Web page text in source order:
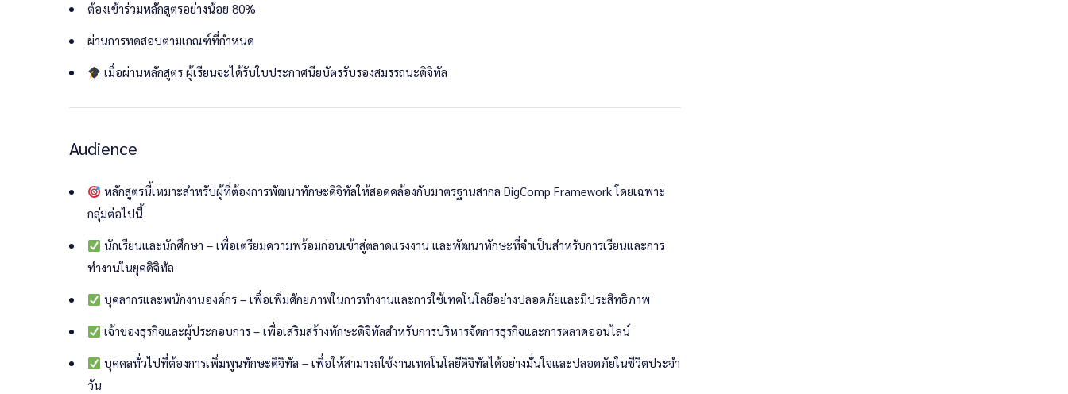
ดร.บุษบา สังข์วรรณะ
นางสาววิชชุดา เขม้นดี
การสอบสมรรถนะด้านดิจิทัล
ดำเนินการผ่านระบบ:skillup.kru.ac.th
ระยะเวลาการสอบ:
26 กุมภาพันธ์ – 2 มีนาคม 2568
นักศึกษาที่ผ่านการสอบสามารถนำผลสอบไปใช้
ต้องเข้าร่วมหลักสูตรอย่างน้อย 80%
ผ่านการทดสอบตามเกณฑ์ที่กำหนด
เมื่อผ่านหลักสูตร ผู้เรียนจะได้รับใบประกาศนียบัตรรับรองสมรรถนะดิจิทัล
Audience
หลักสูตรนี้เหมาะสำหรับผู้ที่ต้องการพัฒนาทักษะดิจิทัลให้สอดคล้องกับมาตรฐานสากล DigComp Framework โดยเฉพาะ
กลุ่มต่อไปนี้
นักเรียนและนักศึกษา – เพื่อเตรียมความพร้อมก่อนเข้าสู่ตลาดแรงงาน และพัฒนาทักษะที่จำเป็นสำหรับการเรียนและการ
ทำงานในยุคดิจิทัล
บุคลากรและพนักงานองค์กร – เพื่อเพิ่มศักยภาพในการทำงานและการใช้เทคโนโลยีอย่างปลอดภัยและมีประสิทธิภาพ
เจ้าของธุรกิจและผู้ประกอบการ – เพื่อเสริมสร้างทักษะดิจิทัลสำหรับการบริหารจัดการธุรกิจและการตลาดออนไลน์
บุคคลทั่วไปที่ต้องการเพิ่มพูนทักษะดิจิทัล – เพื่อให้สามารถใช้งานเทคโนโลยีดิจิทัลได้อย่างมั่นใจและปลอดภัยในชีวิตประจำ
วัน